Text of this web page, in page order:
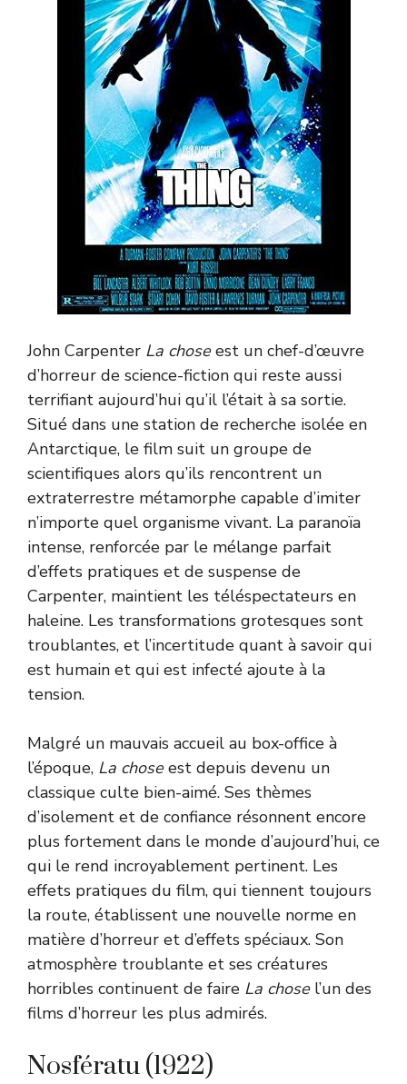
John Carpenter La choseest un chef-d’œuvre
d’horreur de science-fiction qui reste aussi
terrifiant aujourd’hui qu’il l’était à sa sortie.
Situé dans une station de recherche isolée en
Antarctique, le film suit un groupe de
scientifiques alors qu’ils rencontrent un
extraterrestre métamorphe capable d’imiter
n’importe quel organisme vivant. La paranoïa
intense, renforcée par le mélange parfait
d’effets pratiques et de suspense de
Carpenter, maintient les téléspectateurs en
haleine. Les transformations grotesques sont
troublantes, et l’incertitude quant à savoir qui
est humain et qui est infecté ajoute à la
tension.
Malgré un mauvais accueil au box-office à
l’époque, La choseest depuis devenu un
classique culte bien-aimé. Ses thèmes
d’isolement et de confiance résonnent encore
plus fortement dans le monde d’aujourd’hui, ce
qui le rend incroyablement pertinent. Les
effets pratiques du film, qui tiennent toujours
la route, établissent une nouvelle norme en
matière d’horreur et d’effets spéciaux. Son
atmosphère troublante et ses créatures
horribles continuent de faire La chosel’un des
films d’horreur les plus admirés.
Nosfératu (1922)